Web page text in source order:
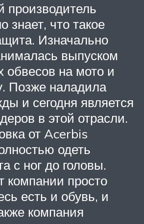
производитель
знает, что такое
Изначально
выпуском
обвесов на мото и
Позже наладила
и сегодня является
в этой отрасли.
от Acerbis
одеть
с ног до головы.
компании просто
есть и обувь, и
компания